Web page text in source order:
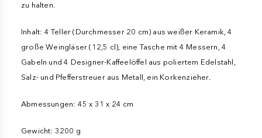
zu halten.
Inhalt: 4 Teller (Durchmesser 20 cm) aus weißer Keramik, 4
große Weingläser (12,5 cl), eine Tasche mit 4 Messern, 4
Gabeln und 4 Designer-Kaffeelöffel aus poliertem Edelstahl,
Salz- und Pfefferstreuer aus Metall, ein Korkenzieher.
Abmessungen: 45 x 31 x 24 cm
Gewicht: 3200 g